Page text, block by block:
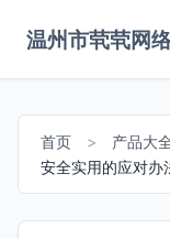
温州市茕茕网
首页 > 产品大
安全实用的应对办